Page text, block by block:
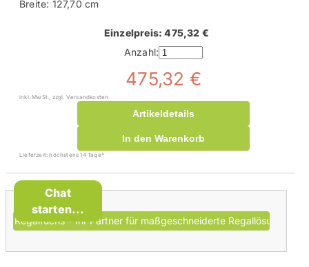
Breite: 127,70 cm
Einzelpreis: 475,32 €
Anzahl:
475,32 €
inkl. MwSt., zzgl. Versandkosten
Artikeldetails
In den Warenkorb
Lieferzeit: höchstens 14 Tage*
Chat
starten...